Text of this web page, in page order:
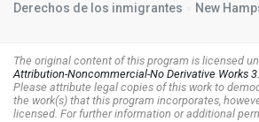
Derechos de los inmigrantes
New
The original content of this program is licensed
Attribution-Noncommercial-No Derivative Works
Please attribute legal copies of this work to
the work(s) that this program incorporates,
licensed. For further information or additional